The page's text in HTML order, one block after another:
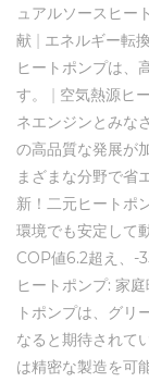
ュアルソースヒー
献 | エネルギー転
ヒートポンプは、
す。
| 空気熱源ヒ
ネエンジンとみな
の高品質な発展が
まざまな分野で省
新！二元ヒートポ
環境でも安定して
COP値6.2超え、-
ヒートポンプ: 家
トポンプは、グリ
なると期待されて
は精密な製造を可